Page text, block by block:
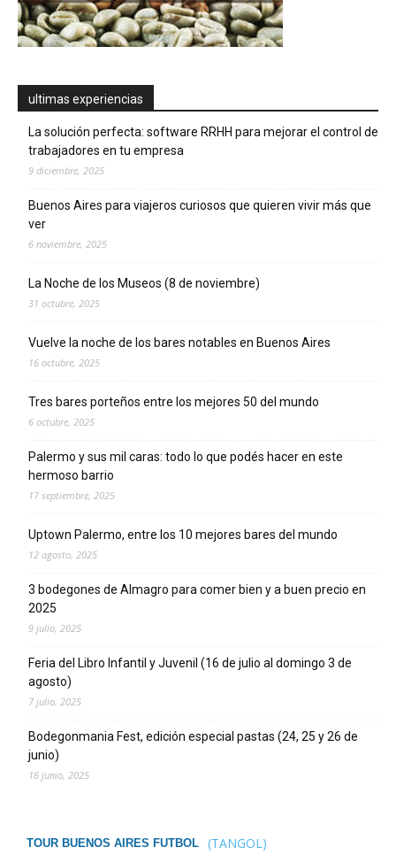
ultimas experiencias
La solución perfecta: software RRHH para mejorar el control de
trabajadores en tu empresa
9 diciembre, 2025
Buenos Aires para viajeros curiosos que quieren vivir más que
ver
6 noviembre, 2025
La Noche de los Museos (8 de noviembre)
31 octubre, 2025
Vuelve la noche de los bares notables en Buenos Aires
16 octubre, 2025
Tres bares porteños entre los mejores 50 del mundo
6 octubre, 2025
Palermo y sus mil caras: todo lo que podés hacer en este
hermoso barrio
17 septiembre, 2025
Uptown Palermo, entre los 10 mejores bares del mundo
12 agosto, 2025
3 bodegones de Almagro para comer bien y a buen precio en
2025
9 julio, 2025
Feria del Libro Infantil y Juvenil (16 de julio al domingo 3 de
agosto)
7 julio, 2025
Bodegonmania Fest, edición especial pastas (24, 25 y 26 de
junio)
16 junio, 2025
TOUR BUENOS AIRES FUTBOL (TANGOL)